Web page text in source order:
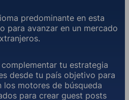
predominante en esta
para avanzar en un mercado
tu estrategia
desde tu país objetivo para
motores de búsqueda
para crear guest posts